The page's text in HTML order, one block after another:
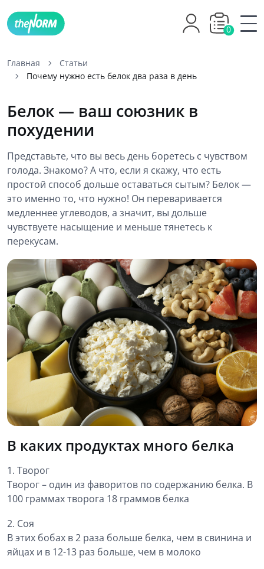
0
Главная
Статьи
Почему нужно есть белок два раза в день
Белок — ваш союзник в
похудении
Представьте, что вы весь день боретесь с чувством
голода. Знакомо? А что, если я скажу, что есть
простой способ дольше оставаться сытым? Белок —
это именно то, что нужно! Он переваривается
медленнее углеводов, а значит, вы дольше
чувствуете насыщение и меньше тянетесь к
перекусам.
В каких продуктах много белка
1. Творог
Творог – один из фаворитов по содержанию белка. В
100 граммах творога 18 граммов белка
2. Соя
В этих бобах в 2 раза больше белка, чем в свинина и
яйцах и в 12-13 раз больше, чем в молоко